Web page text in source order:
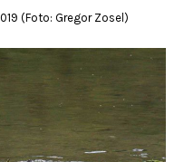
(Foto: Gregor Zosel)